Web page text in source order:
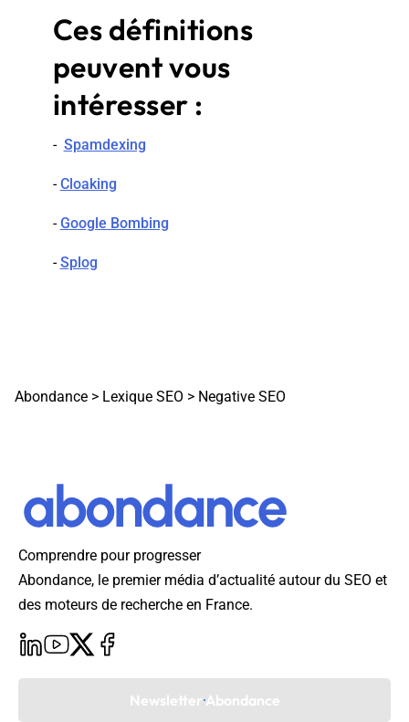
Ces définitions
peuvent vous
intéresser :
- Spamdexing
-Cloaking
-Google Bombing
-Splog
Abondance > Lexique SEO > Negative SEO
Comprendre pour progresser
Abondance, le premier média d’actualité autour du SEO et
des moteurs de recherche en France.
Newsletter Abondance